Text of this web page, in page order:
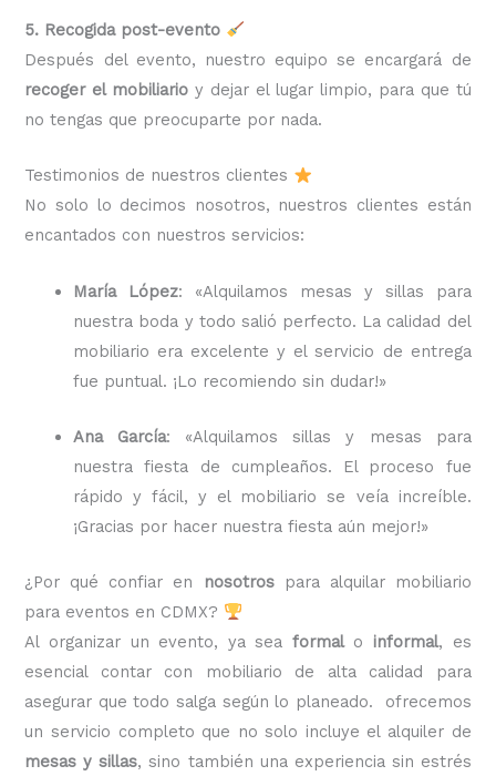
5. Recogida post-evento
Después del evento, nuestro equipo se encargará de
recoger el mobiliario y dejar el lugar limpio, para que tú
no tengas que preocuparte por nada.
Testimonios de nuestros clientes
No solo lo decimos nosotros, nuestros clientes están
encantados con nuestros servicios:
María López: «Alquilamos mesas y sillas para
nuestra boda y todo salió perfecto. La calidad del
mobiliario era excelente y el servicio de entrega
fue puntual. ¡Lo recomiendo sin dudar!»
Ana García: «Alquilamos sillas y mesas para
nuestra fiesta de cumpleaños. El proceso fue
rápido y fácil, y el mobiliario se veía increíble.
¡Gracias por hacer nuestra fiesta aún mejor!»
¿Por qué confiar en nosotrospara alquilar mobiliario
para eventos en CDMX?
Al organizar un evento, ya sea formalo informal, es
esencial contar con mobiliario de alta calidad para
asegurar que todo salga según lo planeado. ofrecemos
un servicio completo que no solo incluye el alquiler de
mesas y sillas, sino también una experiencia sin estrés